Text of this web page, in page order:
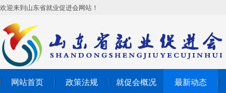
欢迎来到山东省就业促进会网站！
网站首页 政策法规 就促会概况 最新动态